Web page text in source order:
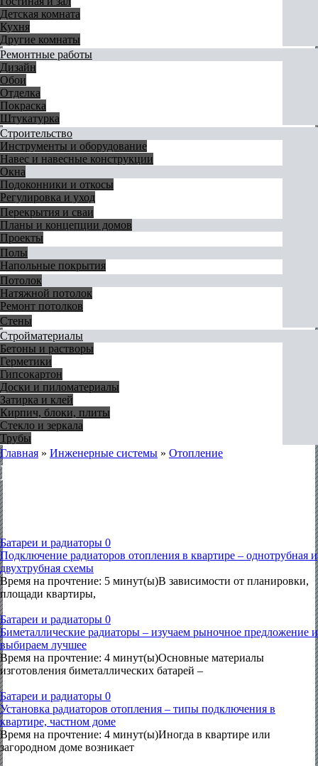
Детская комната
Кухня
Другие комнаты
Ремонтные работы
Дизайн
Обои
Отделка
Покраска
Штукатурка
Строительство
Инструменты и оборудование
Навес и навесные конструкции
Окна
Подоконники и откосы
Регулировка и уход
Перекрытия и сваи
Планы и концепции домов
Проекты
Полы
Напольные покрытия
Потолок
Натяжной потолок
Ремонт потолков
Стены
Стройматериалы
Бетоны и растворы
Герметики
Гипсокартон
Доски и пиломатериалы
Затирка и клей
Кирпич, блоки, плиты
Стекло и зеркала
Трубы
Главная » Инженерные системы » Отопление
Батареи и радиаторы
Батареи и радиаторы 0
Подключение радиаторов отопления в квартире – однотрубная и
двухтрубная схемы
Время на прочтение: 5 минут(ы)В зависимости от планировки,
площади квартиры,
Батареи и радиаторы 0
Биметаллические радиаторы – изучаем рыночное предложение и
выбираем лучшее
Время на прочтение: 4 минут(ы)Основные материалы
изготовления биметаллических батарей –
Батареи и радиаторы 0
Установка радиаторов отопления – типы подключения в
квартире, частном доме
Время на прочтение: 4 минут(ы)Иногда в квартире или
загородном доме возникает